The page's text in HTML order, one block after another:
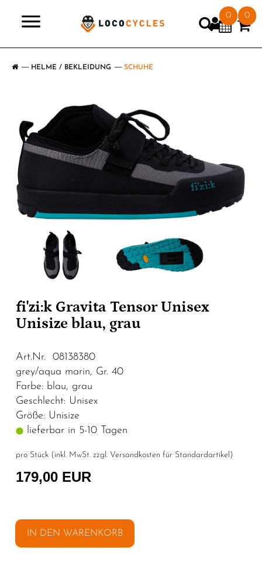
0 0
HELME / BEKLEIDUNG SCHUHE
fi'zi:k Gravita Tensor Unisex
Unisize blau, grau
Art.Nr. 08138380
grey/aqua marin, Gr. 40
Farbe: blau, grau
Geschlecht: Unisex
Größe: Unisize
lieferbar in 5-10 Tagen
pro Stück (inkl. MwSt. zzgl. Versandkosten für Standardartikel )
179,00 EUR
IN DEN WARENKORB